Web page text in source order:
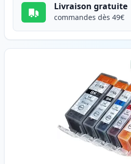
Livraison gratuite
commandes dès 49€